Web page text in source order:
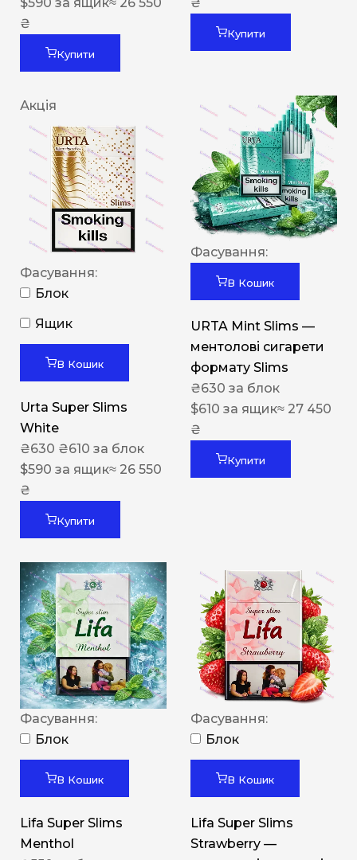
$590 за ящик≈ 26 550
₴
Купити
₴
Купити
Акція
Фасування:
Блок
Ящик
В Кошик
Urta Super Slims
White
₴630 ₴610 за блок
$590 за ящик≈ 26 550
₴
Купити
Фасування:
В Кошик
URTA Mint Slims —
ментолові сигарети
формату Slims
₴630 за блок
$610 за ящик≈ 27 450
₴
Купити
Фасування:
Блок
В Кошик
Lifa Super Slims
Menthol
Фасування:
Блок
В Кошик
Lifa Super Slims
Strawberry —